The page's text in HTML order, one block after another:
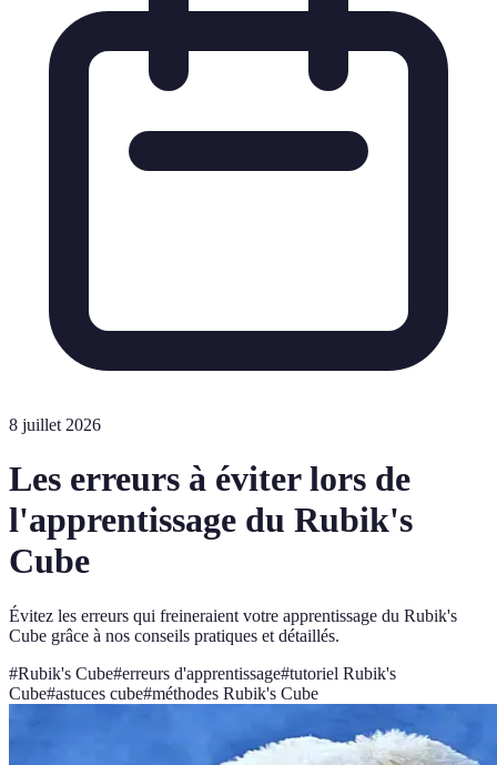
8 juillet 2026
Les erreurs à éviter lors de
l'apprentissage du Rubik's
Cube
Évitez les erreurs qui freineraient votre apprentissage du Rubik's
Cube grâce à nos conseils pratiques et détaillés.
#Rubik's Cube#erreurs d'apprentissage#tutoriel Rubik's
Cube#astuces cube#méthodes Rubik's Cube